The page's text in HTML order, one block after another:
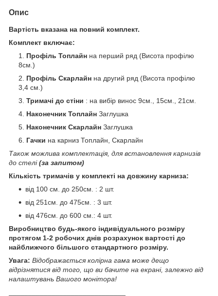
Опис
Вартість вказана на повний комплект.
Комплект включає:
Профіль Топлайн на перший ряд (Висота профілю
8см.)
Профіль Скарлайн на другий ряд (Висота профілю
3,4 см.)
Тримачі до стіни : на вибір винос 9см., 15см., 21см.
Наконечник Топлайн Заглушка
Наконечник Скарлайн Заглушка
Гачки на карниз Топлайн, Скарлайн
Також можлива комплектація, для встановлення карнизів
до стелі(за запитом)
Кількість тримачів у комплекті на довжину карниза:
від 100 см. до 250см. : 2 шт.
від 251см. до 475см. : 3 шт.
від 476см. до 600 см.: 4 шт.
Виробництво будь-якого індивідуального розміру
протягом 1-2 робочих днів розрахунок вартості до
найближчого більшого стандартного розміру.
Увага: Відображається колірна гама може дещо
відрізнятися від того, що ви бачите на екрані, залежно від
налаштувань Вашого монітора!